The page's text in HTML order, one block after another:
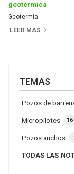
TEMAS
TODAS LAS
Pozos de
Micropilotes 16
Pozos anchos
geotérmica
Geotermia
LEER MÁS